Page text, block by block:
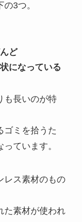
3つ。
ど
になっている
も長いのが特
ゴミを拾うた
ています。
レス素材のもの
た素材が使われ